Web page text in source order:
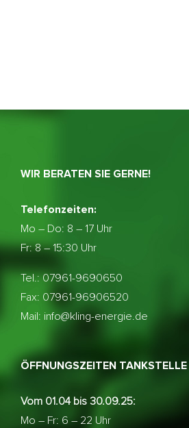
WIR BERATEN SIE GERNE!
Telefonzeiten:
Mo – Do: 8 – 17 Uhr
Fr: 8 – 15:30 Uhr
Tel.: 07961-9690650
Fax: 07961-96906520
Mail: info@kling-energie.de
ÖFFNUNGSZEITEN TANKSTELLE
Vom 01.04 bis 30.09.25:
Mo – Fr: 6 – 22 Uhr